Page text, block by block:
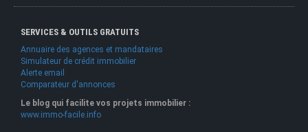
SERVICES & OUTILS GRATUITS
Annuaire des agences et mandataires
Simulateur de crédit immobilier
Alerte email
Comparateur d'annonces
Le blog qui facilite vos projets immobilier :
www.immo-facile.info